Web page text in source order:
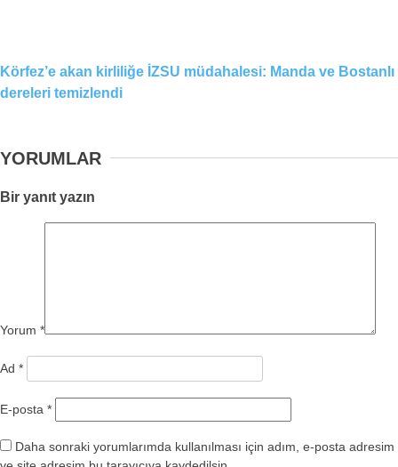
Körfez’e akan kirliliğe İZSU müdahalesi: Manda ve Bostanlı
dereleri temizlendi
YORUMLAR
Bir yanıt yazın
Yorum *
Ad *
E-posta *
Daha sonraki yorumlarımda kullanılması için adım, e-posta adresim